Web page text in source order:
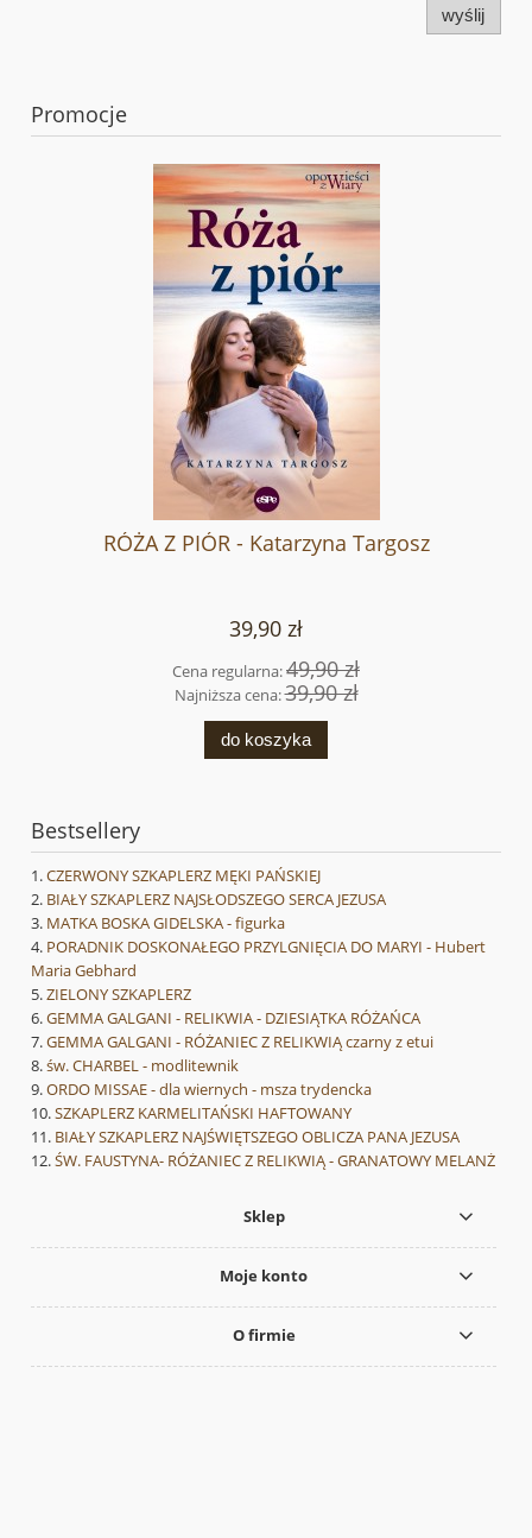
wyślij
Promocje
RÓŻA Z PIÓR - Katarzyna Targosz
39,90 zł
Cena regularna:49,90 zł
Najniższa cena:39,90 zł
do koszyka
Bestsellery
CZERWONY SZKAPLERZ MĘKI PAŃSKIEJ
BIAŁY SZKAPLERZ NAJSŁODSZEGO SERCA JEZUSA
MATKA BOSKA GIDELSKA - figurka
PORADNIK DOSKONAŁEGO PRZYLGNIĘCIA DO MARYI - Hubert
Maria Gebhard
ZIELONY SZKAPLERZ
GEMMA GALGANI - RELIKWIA - DZIESIĄTKA RÓŻAŃCA
GEMMA GALGANI - RÓŻANIEC Z RELIKWIĄ czarny z etui
św. CHARBEL - modlitewnik
ORDO MISSAE - dla wiernych - msza trydencka
SZKAPLERZ KARMELITAŃSKI HAFTOWANY
BIAŁY SZKAPLERZ NAJŚWIĘTSZEGO OBLICZA PANA JEZUSA
ŚW. FAUSTYNA- RÓŻANIEC Z RELIKWIĄ - GRANATOWY MELANŻ
Sklep
Moje konto
O firmie